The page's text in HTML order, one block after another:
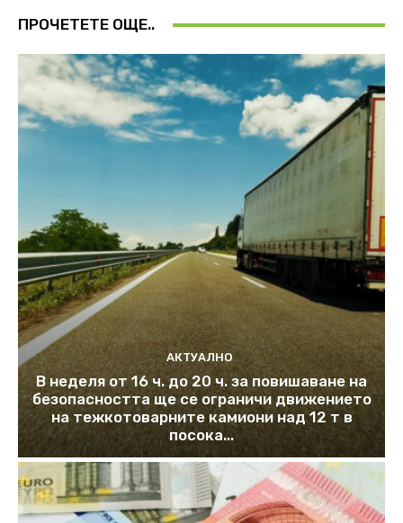
ПРОЧЕТЕТЕ ОЩЕ..
АКТУАЛНО
В неделя от 16 ч. до 20 ч. за повишаване на
безопасността ще се ограничи движението
на тежкотоварните камиони над 12 т в
посока...